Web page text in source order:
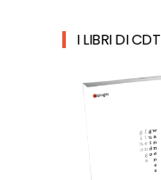
I LIBRI DI CDT